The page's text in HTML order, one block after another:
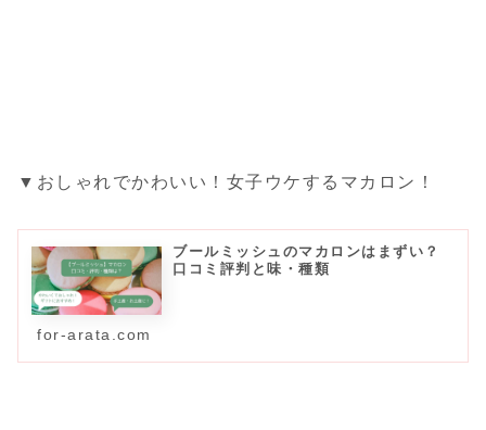
▼おしゃれでかわいい！女子ウケするマカロン！
ブールミッシュのマカロンはまずい？
口コミ評判と味・種類
for-arata.com